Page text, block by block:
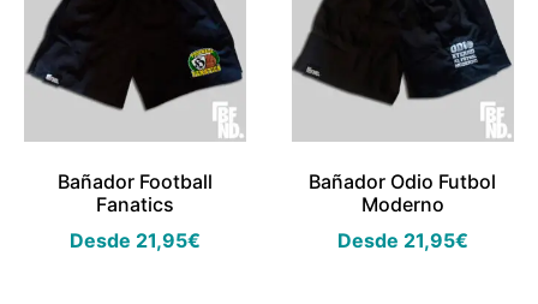
Bañador Football
Fanatics
Desde 21,95€
Bañador Odio Futbol
Moderno
Desde 21,95€